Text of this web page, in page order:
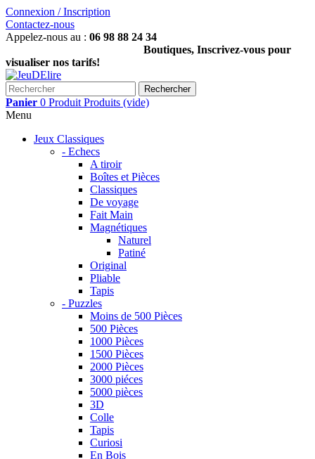
Connexion / Inscription
Contactez-nous
Appelez-nous au : 06 98 88 24 34
Boutiques, Inscrivez-vous pour
visualiser nos tarifs!
Rechercher
Panier 0 Produit Produits (vide)
Menu
Jeux Classiques
- Echecs
A tiroir
Boîtes et Pièces
Classiques
De voyage
Fait Main
Magnétiques
Naturel
Patiné
Original
Pliable
Tapis
- Puzzles
Moins de 500 Pièces
500 Pièces
1000 Pièces
1500 Pièces
2000 Pièces
3000 piéces
5000 pièces
3D
Colle
Tapis
Curiosi
En Bois